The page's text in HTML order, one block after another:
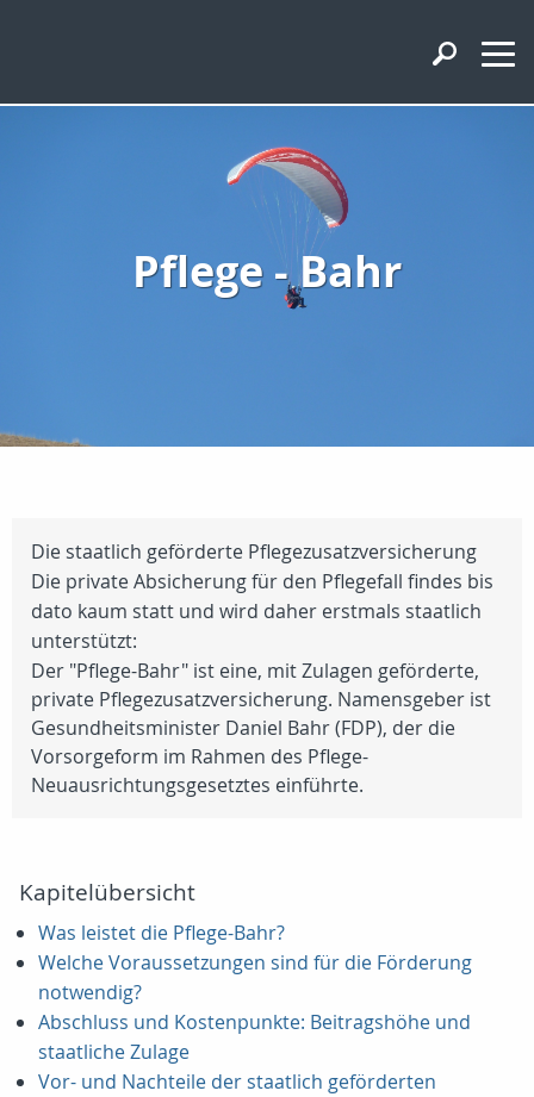
Pflege - Bahr
Die staatlich geförderte Pflegezusatzversicherung
Die private Absicherung für den Pflegefall findes bis
dato kaum statt und wird daher erstmals staatlich
unterstützt:
Der "Pflege-Bahr" ist eine, mit Zulagen geförderte,
private Pflegezusatzversicherung. Namensgeber ist
Gesundheitsminister Daniel Bahr (FDP), der die
Vorsorgeform im Rahmen des Pflege-
Neuausrichtungsgesetztes einführte.
Kapitelübersicht
Was leistet die Pflege-Bahr?
Welche Voraussetzungen sind für die Förderung
notwendig?
Abschluss und Kostenpunkte: Beitragshöhe und
staatliche Zulage
Vor- und Nachteile der staatlich geförderten